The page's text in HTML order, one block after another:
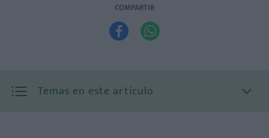
COMPARTIR
 
Temas en este artículo